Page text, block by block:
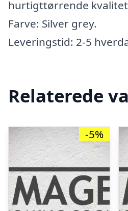
hurtigttørrende
Farve: Silver grey.
Leveringstid: 2-5
Relaterede
-5%